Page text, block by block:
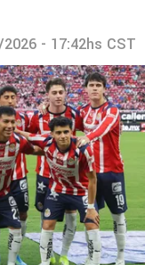
- 17:42hs CST